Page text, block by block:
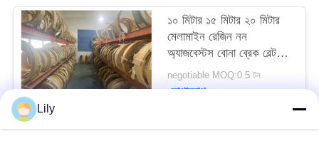
১০ মিটার ১৫ মিটার ২০ মিটার
মেলামাইন রেজিন নন
অ্যাজবেস্টস বোনা ব্রেক বেল্ট
জাহাজের নোঙ্গর জন্য
negotiable MOQ:0.5 টন
যোগাযোগ
Lily